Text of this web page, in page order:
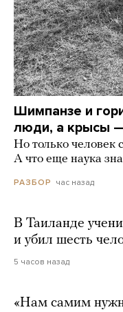
Шимпанзе и
люди, а крысы —
Но только человек
А что еще наука
РАЗБОР час назад
В Таиланде
и убил шесть
5 часов назад
«Нам самим